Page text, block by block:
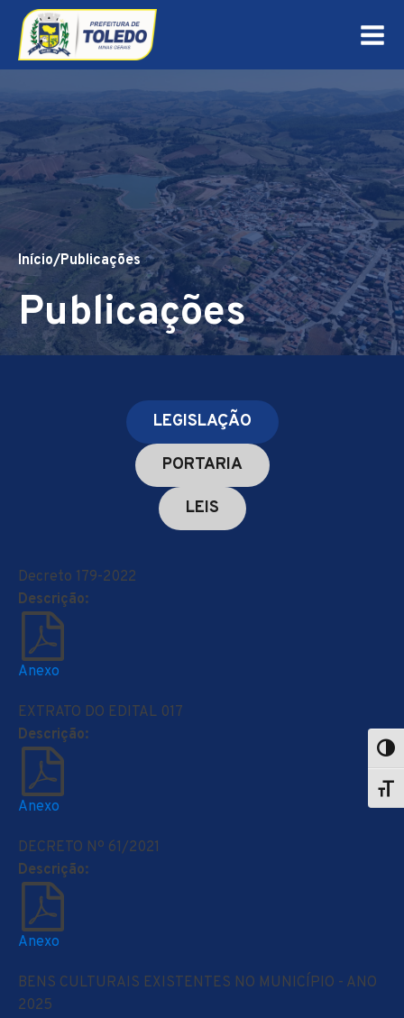
Início/Publicações
Publicações
LEGISLAÇÃO
PORTARIA
LEIS
Decreto 179-2022
Descrição:
Anexo
EXTRATO DO EDITAL 017
Descrição:
Anexo
DECRETO Nº 61/2021
Descrição:
Anexo
BENS CULTURAIS EXISTENTES NO MUNICÍPIO - ANO
2025